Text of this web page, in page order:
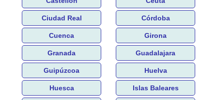
Ciudad Real Córdoba
Cuenca Girona
Granada Guadalajara
Guipúzcoa Huelva
Huesca Islas Baleares